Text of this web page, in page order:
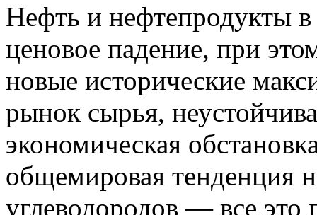
Нефть и нефтепродукты
ценовое падение, при
новые исторические
рынок сырья,
экономическая
общемировая тенденция
углеводородов — все это